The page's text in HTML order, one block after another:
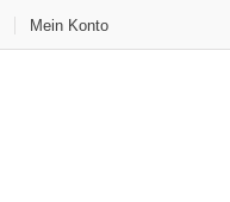
Mein Konto